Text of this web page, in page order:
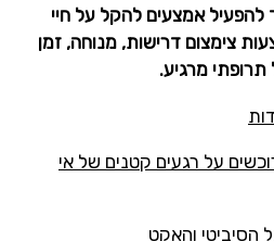
להפעיל אמצעים להקל על חיי
צימצום דרישות, מנוחה, זמן
תרופתי מרגיע.
על רגעים קטנים של אי
הסיביטי והאקט